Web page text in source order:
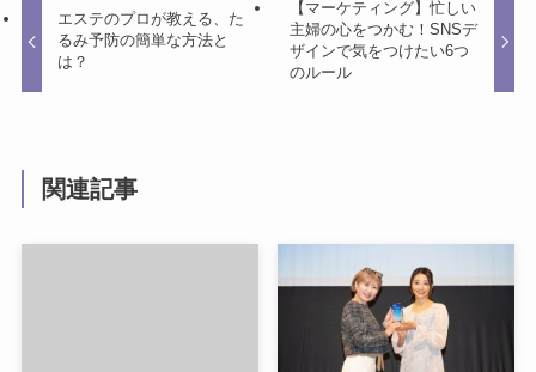
エステのプロが教える、た
るみ予防の簡単な方法と
は？
【マーケティング】忙しい
主婦の心をつかむ！SNSデ
ザインで気をつけたい6つ
のルール
関連記事